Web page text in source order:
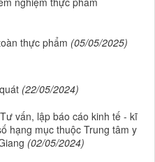
thực phẩm (05/05/2025)
(22/05/2024)
vấn, lập báo cáo kinh tế - kĩ
hạng mục thuộc Trung tâm y
(02/05/2024)